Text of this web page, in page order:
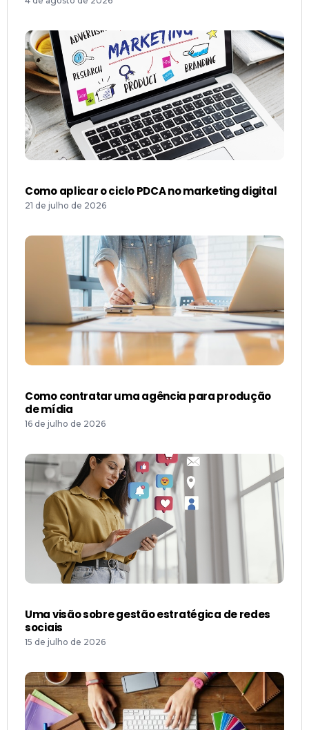
Como aplicar o ciclo PDCA no marketing digital
21 de julho de 2026
Como contratar uma agência para produção
de mídia
16 de julho de 2026
Uma visão sobre gestão estratégica de redes
sociais
15 de julho de 2026